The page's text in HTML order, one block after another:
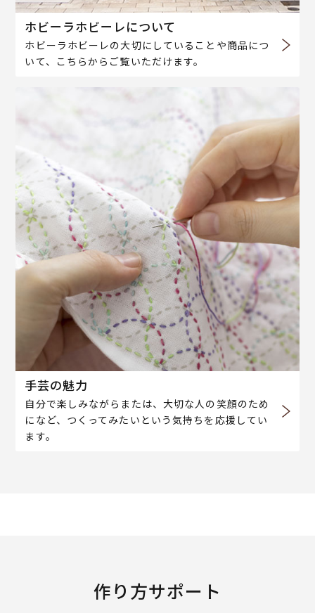
ホビーラホビーレについて
ホビーラホビーレの大切にしていることや商品につ
いて、こちらからご覧いただけます。
手芸の魅力
自分で楽しみながらまたは、大切な人の笑顔のため
になど、つくってみたいという気持ちを応援してい
ます。
作り方サポート